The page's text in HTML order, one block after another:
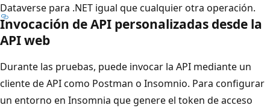
Dataverse para .NET igual que cualquier otra operación.
Invocación de API personalizadas desde la
API web
Durante las pruebas, puede invocar la API mediante un
cliente de API como Postman o Insomnio. Para configurar
un entorno en Insomnia que genere el token de acceso